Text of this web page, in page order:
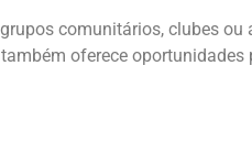
comunitários, clubes ou
oferece